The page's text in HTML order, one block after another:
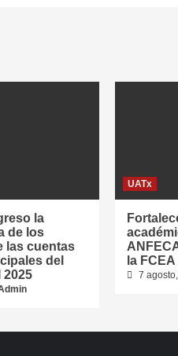
la
de los
las cuentas
del
UATx
la FCEA
7